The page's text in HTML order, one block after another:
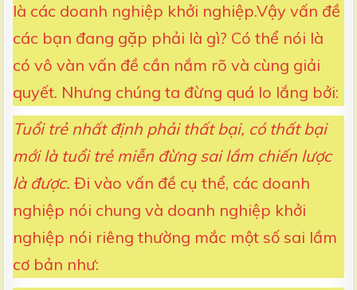
là các doanh nghiệp khởi nghiệp.Vậy vấn đề
các bạn đang gặp phải là gì? Có thể nói là
có vô vàn vấn đề cần nắm rõ và cùng giải
quyết. Nhưng chúng ta đừng quá lo lắng bởi:
Tuổi trẻ nhất định phải thất bại, có thất bại
mới là tuổi trẻ miễn đừng sai lầm chiến lược
là được. Đi vào vấn đề cụ thể, các doanh
nghiệp nói chung và doanh nghiệp khởi
nghiệp nói riêng thường mắc một số sai lầm
cơ bản như: